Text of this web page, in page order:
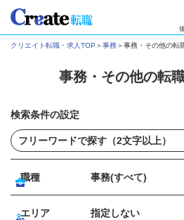
クリエイト転職・求人TOP ＞事務＞事務・その他の転
事務・その他の転
検索条件の設定
職種 事務(すべて)
エリア 指定しない